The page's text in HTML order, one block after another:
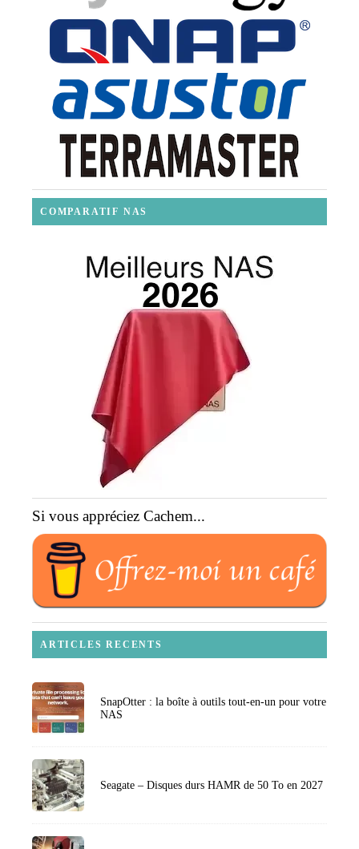
COMPARATIF NAS
Si vous appréciez Cachem...
ARTICLES RECENTS
SnapOtter : la boîte à outils tout-en-un pour votre
NAS
Seagate – Disques durs HAMR de 50 To en 2027